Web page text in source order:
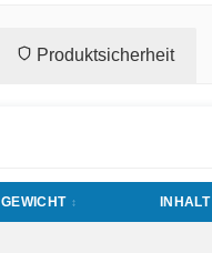
Produktsicherheit
GEWICHT INHALT